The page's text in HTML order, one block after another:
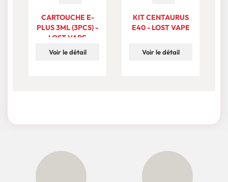
CARTOUCHE E-
PLUS 3ML (3PCS) -
LOST VAPE
Voir le détail
KIT CENTAURUS
E40 - LOST VAPE
Voir le détail